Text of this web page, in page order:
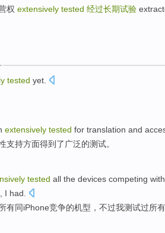
权 extensively tested 经过长期试验
tested yet.
extensively tested for translation and
支持方面得到 了广泛的测试。
tested all the devices competing with
I had.
有同iPhone竞争的机型 ， 不过我测试过所有